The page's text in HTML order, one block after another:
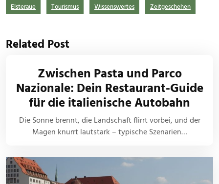
Elsteraue Tourismus Wissenswertes Zeitgeschehen
Related Post
Zwischen Pasta und Parco
Nazionale: Dein Restaurant-Guide
für die italienische Autobahn
Die Sonne brennt, die Landschaft flirrt vorbei, und der
Magen knurrt lautstark – typische Szenarien…